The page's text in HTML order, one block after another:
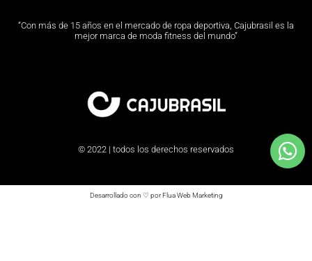
“Con más de 15 años en el mercado de ropa deportiva, Cajubrasil es la
mejor marca de moda fitness del mundo”
© 2022 | todos los derechos reservados
Desarrollado con ♡ por Flua Web Marketing